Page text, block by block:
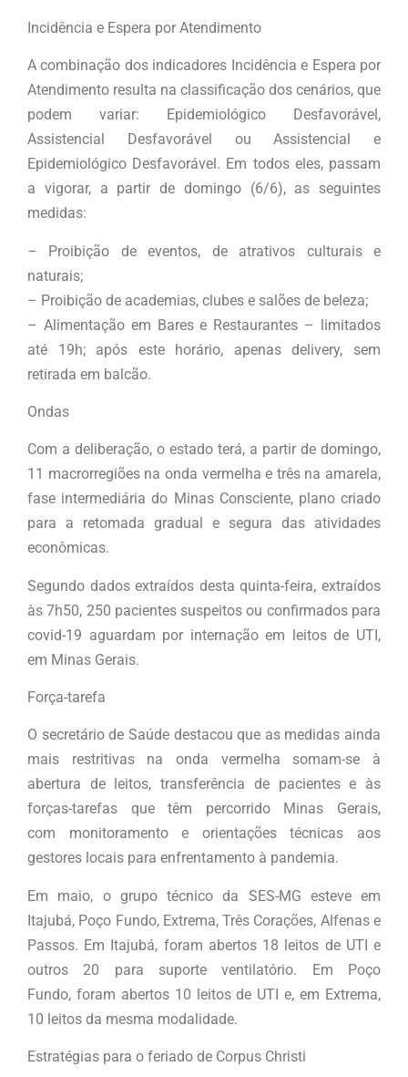
Incidência e Espera por Atendimento
A combinação dos indicadores Incidência e Espera por
Atendimento resulta na classificação dos cenários, que
podem variar: Epidemiológico Desfavorável,
Assistencial Desfavorável ou Assistencial e
Epidemiológico Desfavorável. Em todos eles, passam
a vigorar, a partir de domingo (6/6), as seguintes
medidas:
– Proibição de eventos, de atrativos culturais e
naturais;
– Proibição de academias, clubes e salões de beleza;
– Alimentação em Bares e Restaurantes – limitados
até 19h; após este horário, apenas delivery, sem
retirada em balcão.
Ondas
Com a deliberação, o estado terá, a partir de domingo,
11 macrorregiões na onda vermelha e três na amarela,
fase intermediária do Minas Consciente, plano criado
para a retomada gradual e segura das atividades
econômicas.
Segundo dados extraídos desta quinta-feira, extraídos
às 7h50, 250 pacientes suspeitos ou confirmados para
covid-19 aguardam por internação em leitos de UTI,
em Minas Gerais.
Força-tarefa
O secretário de Saúde destacou que as medidas ainda
mais restritivas na onda vermelha somam-se à
abertura de leitos, transferência de pacientes e às
forças-tarefas que têm percorrido Minas Gerais,
com monitoramento e orientações técnicas aos
gestores locais para enfrentamento à pandemia.
Em maio, o grupo técnico da SES-MG esteve em
Itajubá, Poço Fundo, Extrema, Três Corações, Alfenas e
Passos. Em Itajubá, foram abertos 18 leitos de UTI e
outros 20 para suporte ventilatório. Em Poço
Fundo, foram abertos 10 leitos de UTI e, em Extrema,
10 leitos da mesma modalidade.
Estratégias para o feriado de Corpus Christi